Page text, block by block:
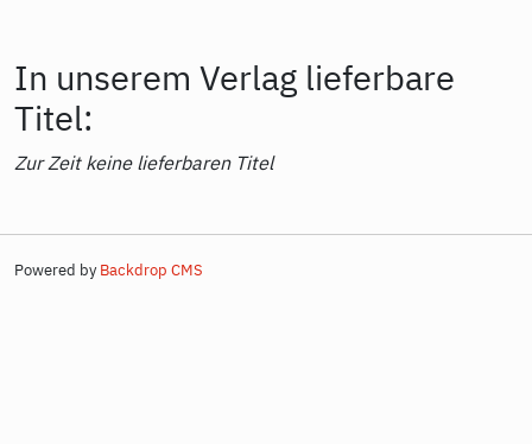
In unserem Verlag lieferbare
Titel:
Zur Zeit keine lieferbaren Titel
Powered by Backdrop CMS